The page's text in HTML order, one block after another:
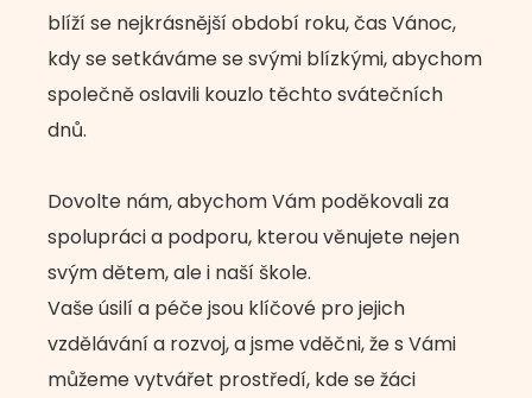
blíží se nejkrásnější období roku, čas Vánoc,
kdy se setkáváme se svými blízkými, abychom
společně oslavili kouzlo těchto svátečních
dnů.
Dovolte nám, abychom Vám poděkovali za
spolupráci a podporu, kterou věnujete nejen
svým dětem, ale i naší škole.
Vaše úsilí a péče jsou klíčové pro jejich
vzdělávání a rozvoj, a jsme vděčni, že s Vámi
můžeme vytvářet prostředí, kde se žáci